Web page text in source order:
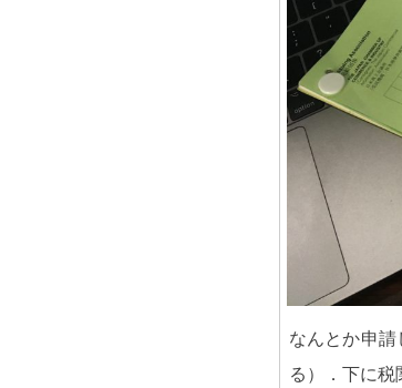
なんとか申
る）．下に税